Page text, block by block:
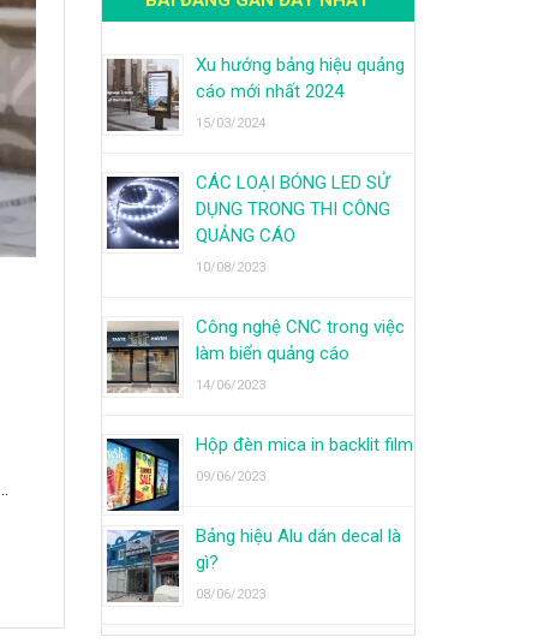
Xu hướng bảng hiệu quảng
cáo mới nhất 2024
15/03/2024
CÁC LOẠI BÓNG LED SỬ
DỤNG TRONG THI CÔNG
QUẢNG CÁO
10/08/2023
Công nghệ CNC trong việc
làm biển quảng cáo
14/06/2023
Hộp đèn mica in backlit film
09/06/2023
Bảng hiệu Alu dán decal là
gì?
08/06/2023